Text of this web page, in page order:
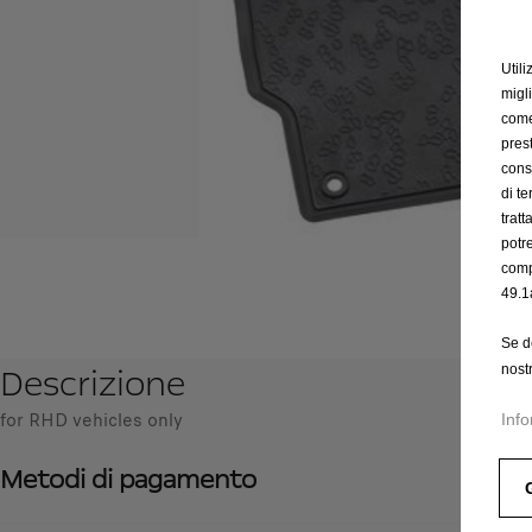
Descrizione
for RHD vehicles only
Metodi di pagamento
di
Se